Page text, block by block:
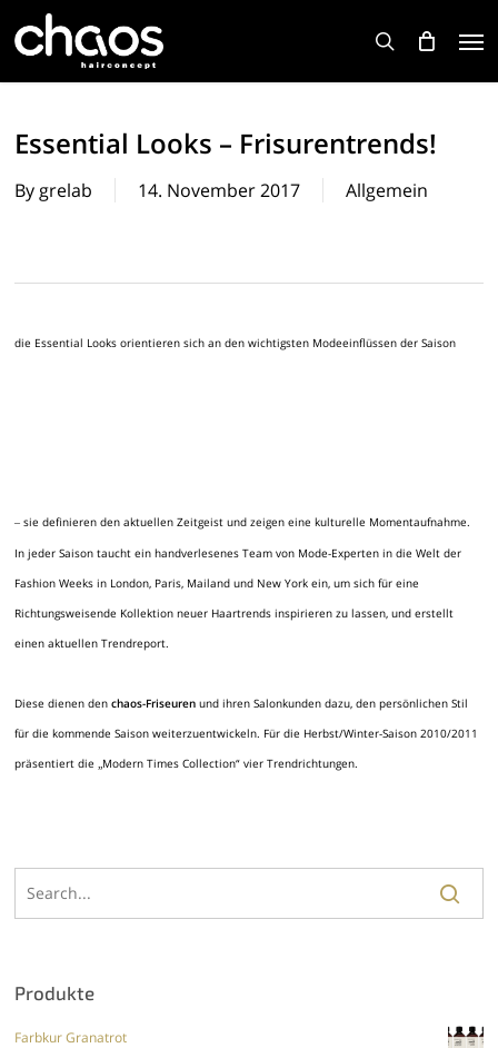
search
Essential Looks – Frisurentrends!
By grelab 14. November 2017 Allgemein
die Essential Looks orientieren sich an den wichtigsten Modeeinflüssen der Saison
– sie definieren den aktuellen Zeitgeist und zeigen eine kulturelle Momentaufnahme.
In jeder Saison taucht ein handverlesenes Team von Mode-Experten in die Welt der
Fashion Weeks in London, Paris, Mailand und New York ein, um sich für eine
Richtungsweisende Kollektion neuer Haartrends inspirieren zu lassen, und erstellt
einen aktuellen Trendreport.
Diese dienen denchaos-Friseuren und ihren Salonkunden dazu, den persönlichen Stil
für die kommende Saison weiterzuentwickeln. Für die Herbst/Winter-Saison 2010/2011
präsentiert die Modern Times Collection“ vier Trendrichtungen.
Produkte
Farbkur Granatrot